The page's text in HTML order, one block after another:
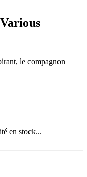
le compagnon
en stock...